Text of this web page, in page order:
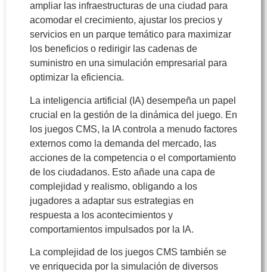
ampliar las infraestructuras de una ciudad para
acomodar el crecimiento, ajustar los precios y
servicios en un parque temático para maximizar
los beneficios o redirigir las cadenas de
suministro en una simulación empresarial para
optimizar la eficiencia.
La inteligencia artificial (IA) desempeña un papel
crucial en la gestión de la dinámica del juego. En
los juegos CMS, la IA controla a menudo factores
externos como la demanda del mercado, las
acciones de la competencia o el comportamiento
de los ciudadanos. Esto añade una capa de
complejidad y realismo, obligando a los
jugadores a adaptar sus estrategias en
respuesta a los acontecimientos y
comportamientos impulsados por la IA.
La complejidad de los juegos CMS también se
ve enriquecida por la simulación de diversos